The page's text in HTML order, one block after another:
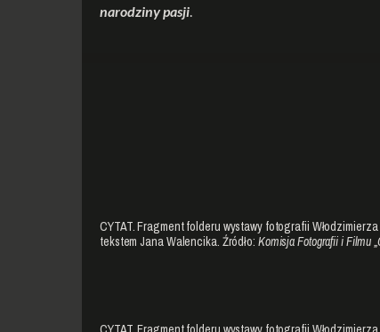
narodziny pasji.
CYTAT. Fragment folderu wystawy fotografii
tekstem Jana Walencika. Źródło: Komisja Fotografii i Filmu